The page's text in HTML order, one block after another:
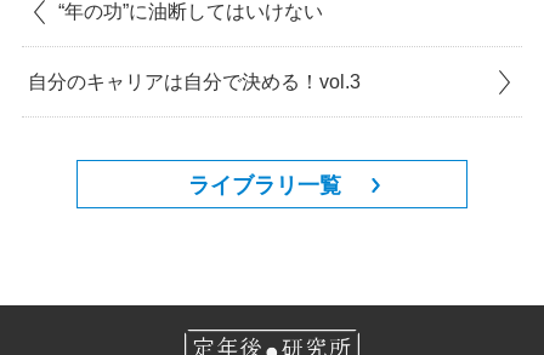
“年の功”に油断してはいけない
自分のキャリアは自分で決める！vol.3
ライブラリ一覧